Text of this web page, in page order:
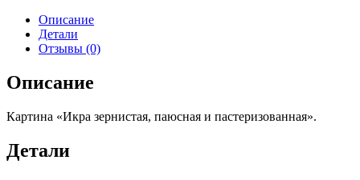
Описание
Детали
Отзывы (0)
Описание
Картина «Икра зернистая, паюсная и пастеризованная».
Детали